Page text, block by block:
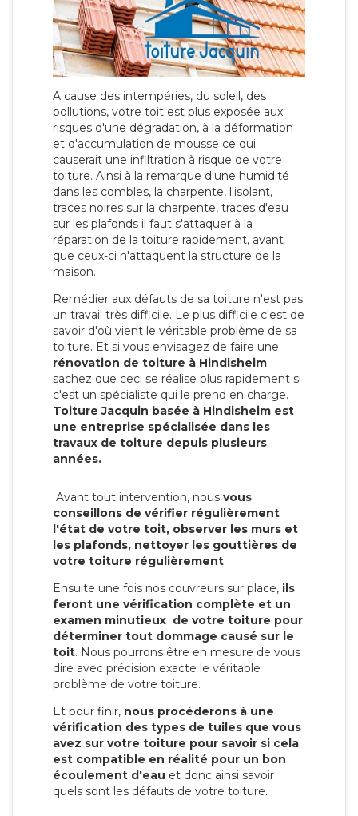
A cause des intempéries, du soleil, des
pollutions, votre toit est plus exposée aux
risques d'une dégradation, à la déformation
et d'accumulation de mousse ce qui
causerait une infiltration à risque de votre
toiture. Ainsi à la remarque d'une humidité
dans les combles, la charpente, l'isolant,
traces noires sur la charpente, traces d'eau
sur les plafonds il faut s'attaquer à la
réparation de la toiture rapidement, avant
que ceux-ci n'attaquent la structure de la
maison.
Remédier aux défauts de sa toiture n'est pas
un travail très difficile. Le plus difficile c'est de
savoir d'où vient le véritable problème de sa
toiture. Et si vous envisagez de faire une
rénovation de toiture à Hindisheim
sachez que ceci se réalise plus rapidement si
c'est un spécialiste qui le prend en charge.
Toiture Jacquin basée à Hindisheim est
une entreprise spécialisée dans les
travaux de toiture depuis plusieurs
années.
Avant tout intervention, nous vous
conseillons de vérifier régulièrement
l'état de votre toit, observer les murs et
les plafonds, nettoyer les gouttières de
votre toiture régulièrement.
Ensuite une fois nos couvreurs sur place, ils
feront une vérification complète et un
examen minutieux de votre toiture pour
déterminer tout dommage causé sur le
toit. Nous pourrons être en mesure de vous
dire avec précision exacte le véritable
problème de votre toiture.
Et pour finir, nous procéderons à une
vérification des types de tuiles que vous
avez sur votre toiture pour savoir si cela
est compatible en réalité pour un bon
écoulement d'eau et donc ainsi savoir
quels sont les défauts de votre toiture.